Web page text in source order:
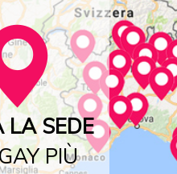
LA SEDE
PIÙ